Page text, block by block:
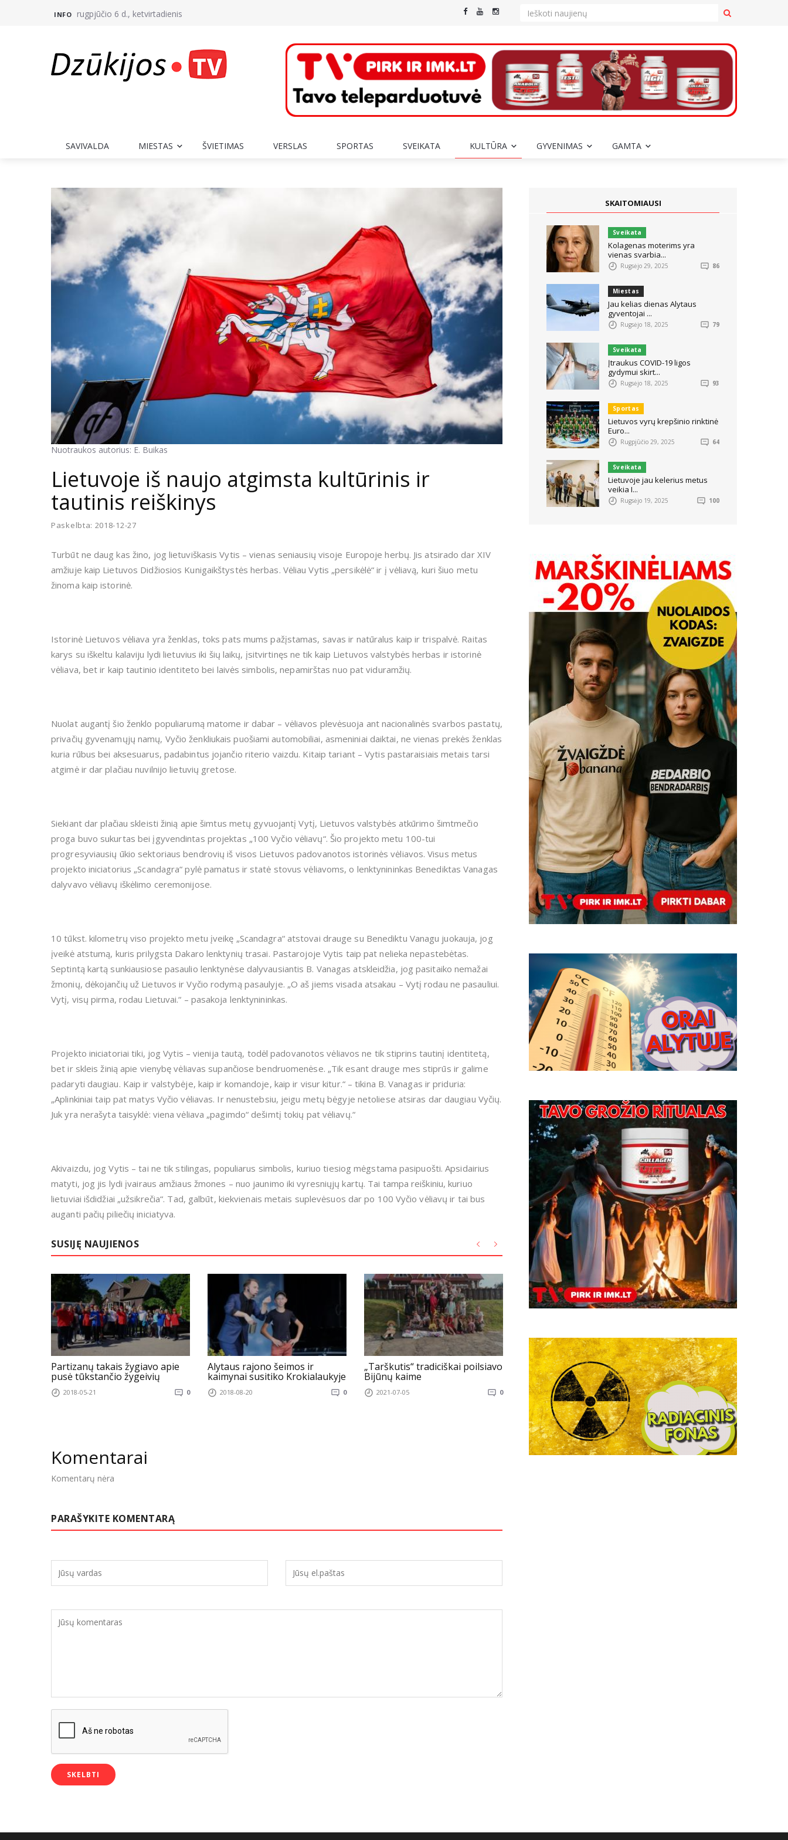
INFO rugpjūčio 6 d., ketvirtadienis
SAVIVALDA MIESTAS ŠVIETIMAS VERSLAS SPORTAS SVEIKATA KULTŪRA GYVENIMAS GAMTA
Nuotraukos autorius: E. Buikas
Lietuvoje iš naujo atgimsta kultūrinis ir
tautinis reiškinys
Paskelbta: 2018-12-27
Turbūt ne daug kas žino, jog lietuviškasis Vytis – vienas seniausių visoje Europoje herbų. Jis atsirado dar XIV
amžiuje kaip Lietuvos Didžiosios Kunigaikštystės herbas. Vėliau Vytis „persikėlė“ ir į vėliavą, kuri šiuo metu
žinoma kaip istorinė.
Istorinė Lietuvos vėliava yra ženklas, toks pats mums pažįstamas, savas ir natūralus kaip ir trispalvė. Raitas
karys su iškeltu kalaviju lydi lietuvius iki šių laikų, įsitvirtinęs ne tik kaip Lietuvos valstybės herbas ir istorinė
vėliava, bet ir kaip tautinio identiteto bei laivės simbolis, nepamirštas nuo pat viduramžių.
Nuolat augantį šio ženklo populiarumą matome ir dabar – vėliavos plevėsuoja ant nacionalinės svarbos pastatų,
privačių gyvenamųjų namų, Vyčio ženkliukais puošiami automobiliai, asmeniniai daiktai, ne vienas prekės ženklas
kuria rūbus bei aksesuarus, padabintus jojančio riterio vaizdu. Kitaip tariant – Vytis pastaraisiais metais tarsi
atgimė ir dar plačiau nuvilnijo lietuvių gretose.
Siekiant dar plačiau skleisti žinią apie šimtus metų gyvuojantį Vytį, Lietuvos valstybės atkūrimo šimtmečio
proga buvo sukurtas bei įgyvendintas projektas „100 Vyčio vėliavų“. Šio projekto metu 100-tui
progresyviausių ūkio sektoriaus bendrovių iš visos Lietuvos padovanotos istorinės vėliavos. Visus metus
projekto iniciatorius „Scandagra“ pylė pamatus ir statė stovus vėliavoms, o lenktynininkas Benediktas Vanagas
dalyvavo vėliavų iškėlimo ceremonijose.
10 tūkst. kilometrų viso projekto metu įveikę „Scandagra“ atstovai drauge su Benediktu Vanagu juokauja, jog
įveikė atstumą, kuris prilygsta Dakaro lenktynių trasai. Pastarojoje Vytis taip pat nelieka nepastebėtas.
Septintą kartą sunkiausiose pasaulio lenktynėse dalyvausiantis B. Vanagas atskleidžia, jog pasitaiko nemažai
žmonių, dėkojančių už Lietuvos ir Vyčio rodymą pasaulyje. „O aš jiems visada atsakau – Vytį rodau ne pasauliui.
Vytį, visų pirma, rodau Lietuvai.“ – pasakoja lenktynininkas.
Projekto iniciatoriai tiki, jog Vytis – vienija tautą, todėl padovanotos vėliavos ne tik stiprins tautinį identitetą,
bet ir skleis žinią apie vienybę vėliavas supančiose bendruomenėse. „Tik esant drauge mes stiprūs ir galime
padaryti daugiau. Kaip ir valstybėje, kaip ir komandoje, kaip ir visur kitur.“ – tikina B. Vanagas ir priduria:
„Aplinkiniai taip pat matys Vyčio vėliavas. Ir nenustebsiu, jeigu metų bėgyje netoliese atsiras dar daugiau Vyčių.
Juk yra nerašyta taisyklė: viena vėliava „pagimdo“ dešimtį tokių pat vėliavų.“
Akivaizdu, jog Vytis – tai ne tik stilingas, populiarus simbolis, kuriuo tiesiog mėgstama pasipuošti. Apsidairius
matyti, jog jis lydi įvairaus amžiaus žmones – nuo jaunimo iki vyresniųjų kartų. Tai tampa reiškiniu, kuriuo
lietuviai išdidžiai „užsikrečia“. Tad, galbūt, kiekvienais metais suplevėsuos dar po 100 Vyčio vėliavų ir tai bus
auganti pačių piliečių iniciatyva.
SUSIJĘ NAUJIENOS
Partizanų takais žygiavo apie
pusė tūkstančio žygeivių
2018-05-21 0
Alytaus rajono šeimos ir
kaimynai susitiko Krokialaukyje
2018-08-20 0
„Tarškutis“ tradiciškai poilsiavo
Bijūnų kaime
2021-07-05 0
„Drevinuko“ mokyklos-darželio
teatro studijos „Drevinukas“
spektaklio „Katės namai“
premjera
2021-12-23 0
Alytaus lėlių teatras
kviečia į pasakaitę
Fortūna“
Komentarai
Komentarų nėra
PARAŠYKITE KOMENTARĄ
SKAITOMIAUSI
Sveikata
Kolagenas moterims yra
vienas svarbia...
Rugsėjo 29, 2025 86
Miestas
Jau kelias dienas Alytaus
gyventojai ...
Rugsėjo 18, 2025 79
Sveikata
Įtraukus COVID-19 ligos
gydymui skirt...
Rugsėjo 18, 2025 93
Sportas
Lietuvos vyrų krepšinio rinktinė
Euro...
Rugpjūčio 29, 2025 64
Sveikata
Lietuvoje jau kelerius metus
veikia I...
Rugsėjo 19, 2025 100